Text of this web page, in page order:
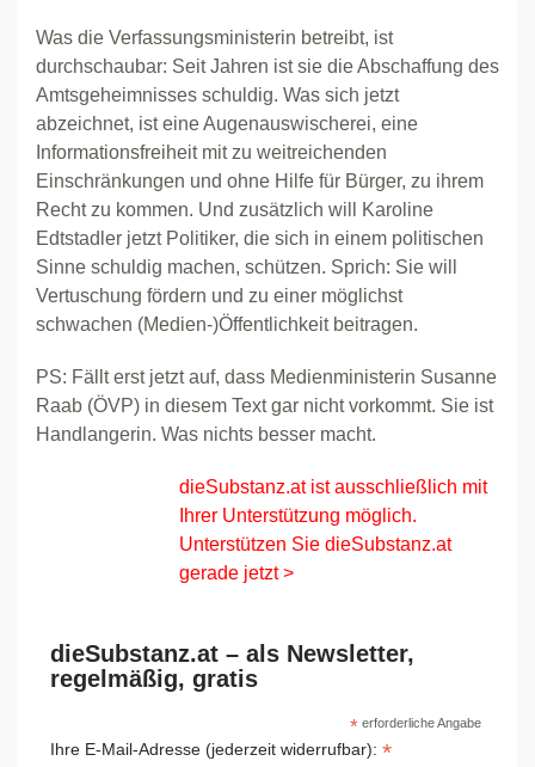
Was die Verfassungsministerin betreibt, ist
durchschaubar: Seit Jahren ist sie die Abschaffung des
Amtsgeheimnisses schuldig. Was sich jetzt
abzeichnet, ist eine Augenauswischerei, eine
Informationsfreiheit mit zu weitreichenden
Einschränkungen und ohne Hilfe für Bürger, zu ihrem
Recht zu kommen. Und zusätzlich will Karoline
Edtstadler jetzt Politiker, die sich in einem politischen
Sinne schuldig machen, schützen. Sprich: Sie will
Vertuschung fördern und zu einer möglichst
schwachen (Medien-)Öffentlichkeit beitragen.
PS: Fällt erst jetzt auf, dass Medienministerin Susanne
Raab (ÖVP) in diesem Text gar nicht vorkommt. Sie ist
Handlangerin. Was nichts besser macht.
dieSubstanz.at ist ausschließlich mit
Ihrer Unterstützung möglich.
Unterstützen Sie dieSubstanz.at
gerade jetzt >
dieSubstanz.at – als Newsletter,
regelmäßig, gratis
*erforderliche Angabe
Ihre E-Mail-Adresse (jederzeit widerrufbar): *